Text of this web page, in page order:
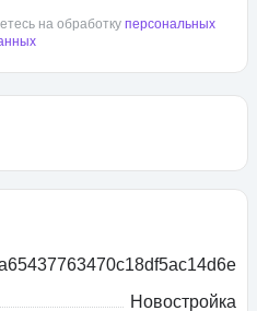
Новостройка
на обработку персональных